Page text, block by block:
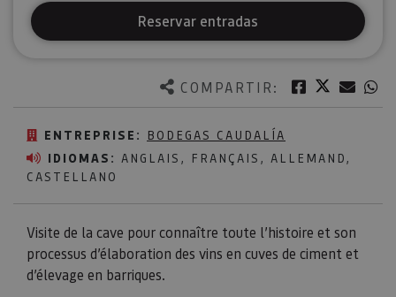
COMPARTIR: Facebook
Twitter
ENTREPRISE: BODEGAS CAUDALÍA
IDIOMAS: ANGLAIS, FRANÇAIS, ALLEMAND,
CASTELLANO
Visite de la cave pour connaître toute l’histoire et son
processus d’élaboration des vins en cuves de ciment et
d’élevage en barriques.
Reservar entradas